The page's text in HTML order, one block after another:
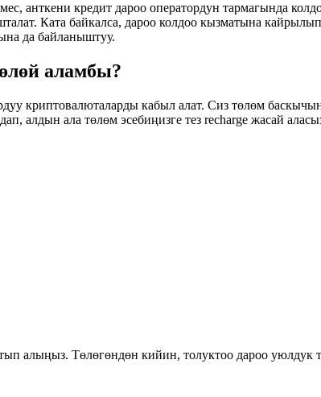
анткени кредит дароо оператордун тармагында
Ката байкалса, дароо колдоо кызматына
да байланыштуу.
аламбы?
криптовалюталарды кабыл алат. Сиз төлөм
алдын ала төлөм эсебиңизге тез recharge жасай
алыңыз. Төлөгөндөн кийин, толуктоо дароо уюлдук